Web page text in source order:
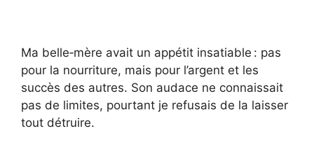
Ma belle‑mère avait un appétit insatiable : pas
pour la nourriture, mais pour l’argent et les
succès des autres. Son audace ne connaissait
pas de limites, pourtant je refusais de la laisser
tout détruire.